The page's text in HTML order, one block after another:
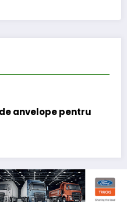
a fost numit